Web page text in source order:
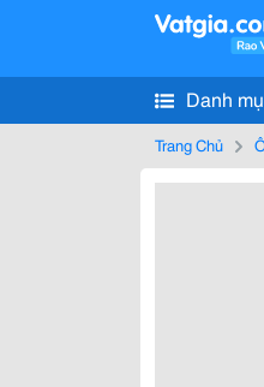
Danh
Trang Chủ